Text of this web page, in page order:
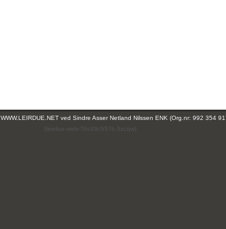
ved Sindre Asser Netland Nilssen ENK (Org.nr: 992 354
(leirdue-web-76c49c557b-5zcqw)